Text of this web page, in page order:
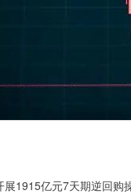
1915亿元7天期逆回